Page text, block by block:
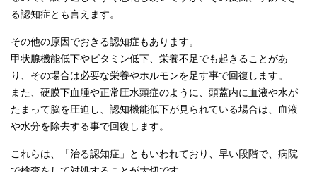
る認知症とも言えます。
その他の原因でおきる認知症もあります。
甲状腺機能低下やビタミン低下、栄養不足でも起きることがあ
り、その場合は必要な栄養やホルモンを足す事で回復します。
また、硬膜下血腫や正常圧水頭症のように、頭蓋内に血液や水が
たまって脳を圧迫し、認知機能低下が見られている場合は、血液
や水分を除去する事で回復します。
これらは、「治る認知症」ともいわれており、早い段階で、病院